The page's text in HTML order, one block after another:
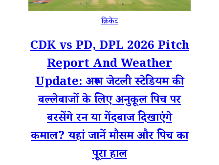
क्रिकेट
CDK vs PD, DPL 2026 Pitch
Report And Weather
Update: अरुण जेटली स्टेडियम की
बल्लेबाजों के लिए अनुकूल पिच पर
बरसेंगे रन या गेंदबाज दिखाएंगे
कमाल? यहां जानें मौसम और पिच का
पूरा हाल